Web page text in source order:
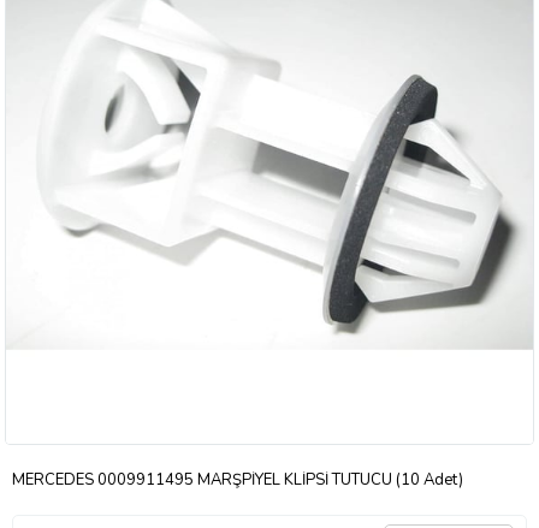
MERCEDES 0009911495 MARŞPİYEL KLİPSİ TUTUCU (10 Adet)